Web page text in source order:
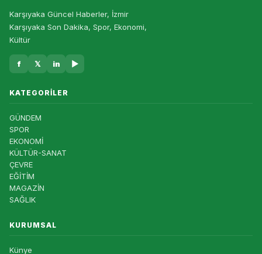
Karşıyaka Güncel Haberler, İzmir
Karşıyaka Son Dakika, Spor, Ekonomi,
Kültür
f 𝕏 in ▶
KATEGORILER
GÜNDEM
SPOR
EKONOMİ
KÜLTÜR-SANAT
ÇEVRE
EĞİTİM
MAGAZİN
SAĞLIK
KURUMSAL
Künye